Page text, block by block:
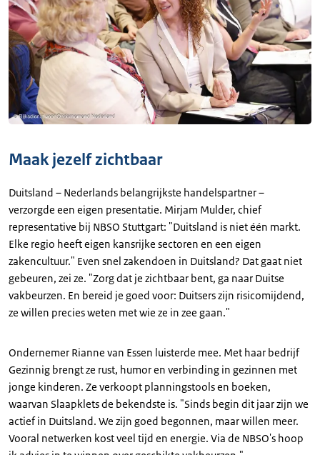
Maak jezelf zichtbaar
Duitsland – Nederlands belangrijkste handelspartner –
verzorgde een eigen presentatie. Mirjam Mulder, chief
representative bij NBSO Stuttgart: "Duitsland is niet één markt.
Elke regio heeft eigen kansrijke sectoren en een eigen
zakencultuur." Even snel zakendoen in Duitsland? Dat gaat niet
gebeuren, zei ze. "Zorg dat je zichtbaar bent, ga naar Duitse
vakbeurzen. En bereid je goed voor: Duitsers zijn risicomijdend,
ze willen precies weten met wie ze in zee gaan."
Ondernemer Rianne van Essen luisterde mee. Met haar bedrijf
Gezinnig brengt ze rust, humor en verbinding in gezinnen met
jonge kinderen. Ze verkoopt planningstools en boeken,
waarvan Slaapklets de bekendste is. "Sinds begin dit jaar zijn we
actief in Duitsland. We zijn goed begonnen, maar willen meer.
Vooral netwerken kost veel tijd en energie. Via de NBSO's hoop